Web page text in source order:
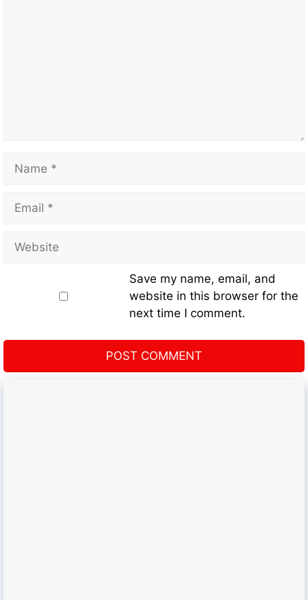
Save my name, email, and
website in this browser for the
next time I comment.